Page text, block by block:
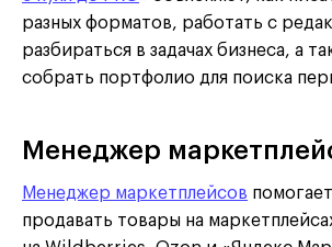
разных форматов, работать с
разбираться в задачах бизнеса, а
собрать портфолио для поиска
Менеджер
Менеджер маркетплейсов
продавать товары на